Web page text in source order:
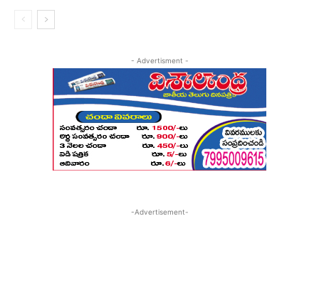
- Advertisment -
-Advertisement-